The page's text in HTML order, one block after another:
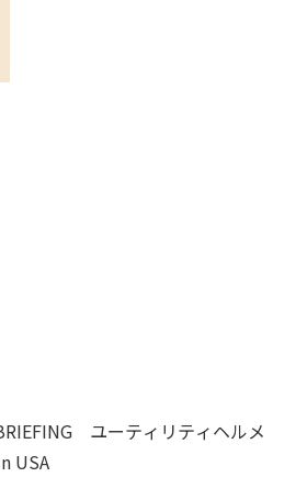
ユーティリティヘルメ
USA